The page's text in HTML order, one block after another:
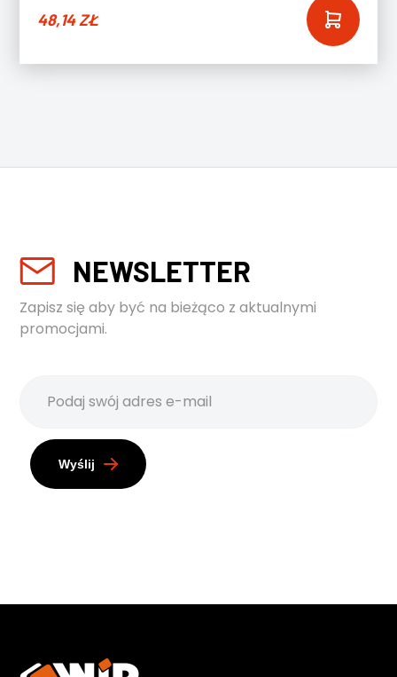
48,14ZŁ
NEWSLETTER
Zapisz się aby być na bieżąco z aktualnymi
promocjami.
Wyślij